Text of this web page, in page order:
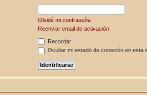
Olvidé mi contraseña
Reenviar email de activación
Recordar
Ocultar mi estado de conexión en esta